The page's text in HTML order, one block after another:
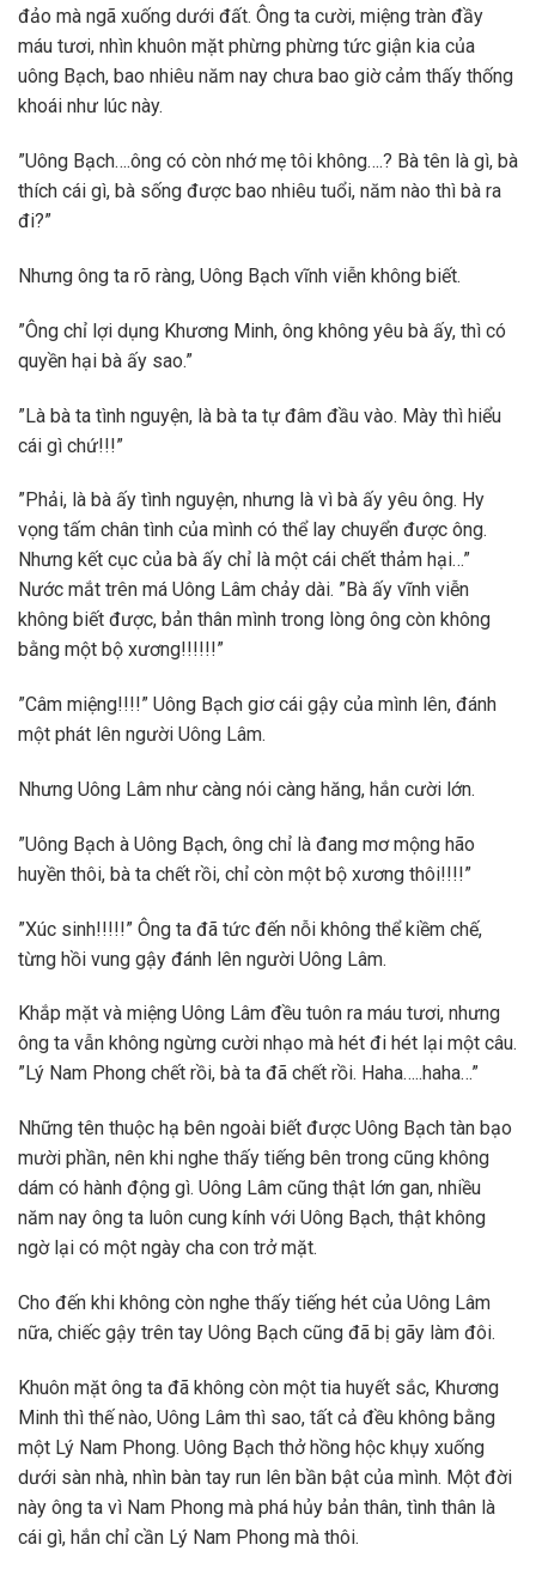
đảo mà ngã xuống dưới đất. Ông ta cười, miệng tràn đầy
máu tươi, nhìn khuôn mặt phừng phừng tức giận kia của
uông Bạch, bao nhiêu năm nay chưa bao giờ cảm thấy thống
khoái như lúc này.
”Uông Bạch….ông có còn nhớ mẹ tôi không….? Bà tên là gì, bà
thích cái gì, bà sống được bao nhiêu tuổi, năm nào thì bà ra
đi?”
Nhưng ông ta rõ ràng, Uông Bạch vĩnh viễn không biết.
”Ông chỉ lợi dụng Khương Minh, ông không yêu bà ấy, thì có
quyền hại bà ấy sao.”
”Là bà ta tình nguyện, là bà ta tự đâm đầu vào. Mày thì hiểu
cái gì chứ!!!”
”Phải, là bà ấy tình nguyện, nhưng là vì bà ấy yêu ông. Hy
vọng tấm chân tình của mình có thể lay chuyển được ông.
Nhưng kết cục của bà ấy chỉ là một cái chết thảm hại…”
Nước mắt trên má Uông Lâm chảy dài. ”Bà ấy vĩnh viễn
không biết được, bản thân mình trong lòng ông còn không
bằng một bộ xương!!!!!!”
”Câm miệng!!!!” Uông Bạch giơ cái gậy của mình lên, đánh
một phát lên người Uông Lâm.
Nhưng Uông Lâm như càng nói càng hăng, hắn cười lớn.
”Uông Bạch à Uông Bạch, ông chỉ là đang mơ mộng hão
huyền thôi, bà ta chết rồi, chỉ còn một bộ xương thôi!!!!”
”Xúc sinh!!!!!” Ông ta đã tức đến nỗi không thể kiềm chế,
từng hồi vung gậy đánh lên người Uông Lâm.
Khắp mặt và miệng Uông Lâm đều tuôn ra máu tươi, nhưng
ông ta vẫn không ngừng cười nhạo mà hét đi hét lại một câu.
”Lý Nam Phong chết rồi, bà ta đã chết rồi. Haha…..haha…”
Những tên thuộc hạ bên ngoài biết được Uông Bạch tàn bạo
mười phần, nên khi nghe thấy tiếng bên trong cũng không
dám có hành động gì. Uông Lâm cũng thật lớn gan, nhiều
năm nay ông ta luôn cung kính với Uông Bạch, thật không
ngờ lại có một ngày cha con trở mặt.
Cho đến khi không còn nghe thấy tiếng hét của Uông Lâm
nữa, chiếc gậy trên tay Uông Bạch cũng đã bị gãy làm đôi.
Khuôn mặt ông ta đã không còn một tia huyết sắc, Khương
Minh thì thế nào, Uông Lâm thì sao, tất cả đều không bằng
một Lý Nam Phong. Uông Bạch thở hồng hộc khụy xuống
dưới sàn nhà, nhìn bàn tay run lên bần bật của mình. Một đời
này ông ta vì Nam Phong mà phá hủy bản thân, tình thân là
cái gì, hắn chỉ cần Lý Nam Phong mà thôi.